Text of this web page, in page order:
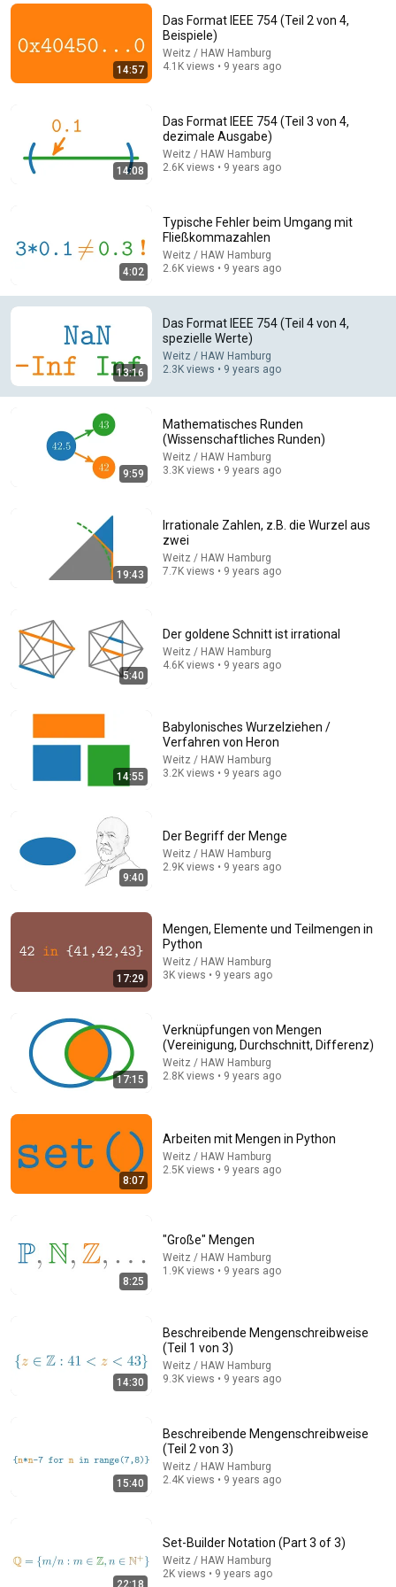
Comments are turned off. Learn more
Mathematisches Runden (Wissenschaftliches
Runden)
Weitz / HAW Hamburg • 3.3K views
What is truth?
Cybersecurity in Focus - Episode 21 - NIST CSF
Tom Wechsler • 86 views
Auto-dubbed
Bernie vs. Claude
5 Jobs So Desperate For Workers They'll Hire You On
14:57
Das Format IEEE 754 (Teil 2 von 4,
Beispiele)
Weitz / HAW Hamburg
4.1K views • 9 years ago
14:08
Das Format IEEE 754 (Teil 3 von 4,
dezimale Ausgabe)
Weitz / HAW Hamburg
2.6K views • 9 years ago
4:02
Typische Fehler beim Umgang mit
Fließkommazahlen
Weitz / HAW Hamburg
2.6K views • 9 years ago
13:16
Das Format IEEE 754 (Teil 4 von 4,
spezielle Werte)
Weitz / HAW Hamburg
2.3K views • 9 years ago
9:59
Mathematisches Runden
(Wissenschaftliches Runden)
Weitz / HAW Hamburg
3.3K views • 9 years ago
19:43
Irrationale Zahlen, z.B. die Wurzel aus
zwei
Weitz / HAW Hamburg
7.7K views • 9 years ago
5:40
Der goldene Schnitt ist irrational
Weitz / HAW Hamburg
4.6K views • 9 years ago
14:55
Babylonisches Wurzelziehen /
Verfahren von Heron
Weitz / HAW Hamburg
3.2K views • 9 years ago
9:40
Der Begriff der Menge
Weitz / HAW Hamburg
2.9K views • 9 years ago
17:29
Mengen, Elemente und Teilmengen in
Python
Weitz / HAW Hamburg
3K views • 9 years ago
17:15
Verknüpfungen von Mengen
(Vereinigung, Durchschnitt, Differenz)
Weitz / HAW Hamburg
2.8K views • 9 years ago
8:07
Arbeiten mit Mengen in Python
Weitz / HAW Hamburg
2.5K views • 9 years ago
8:25
"Große" Mengen
Weitz / HAW Hamburg
1.9K views • 9 years ago
14:30
Beschreibende Mengenschreibweise
(Teil 1 von 3)
Weitz / HAW Hamburg
9.3K views • 9 years ago
15:40
Beschreibende Mengenschreibweise
(Teil 2 von 3)
Weitz / HAW Hamburg
2.4K views • 9 years ago
22:18
Set-Builder Notation (Part 3 of 3)
Weitz / HAW Hamburg
2K views • 9 years ago